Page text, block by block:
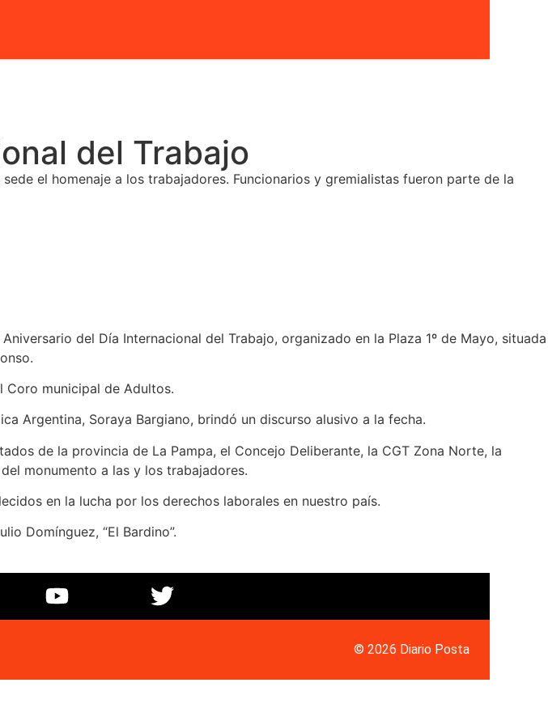
del Trabajo
el homenaje a los trabajadores. Funcionarios y gremialistas fueron parte de la
del Día Internacional del Trabajo, organizado en la Plaza 1º de Mayo, situada
Coro municipal de Adultos.
Argentina, Soraya Bargiano, brindó un discurso alusivo a la fecha.
de la provincia de La Pampa, el Concejo Deliberante, la CGT Zona Norte, la
monumento a las y los trabajadores.
en la lucha por los derechos laborales en nuestro país.
Domínguez, “El Bardino”.
© 2026 Diario Posta